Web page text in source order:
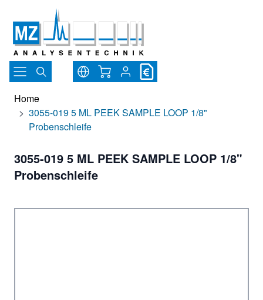
Direkt zum Inhalt
Warenkorb
Home
> 3055-019 5 ML PEEK SAMPLE LOOP 1/8"
Probenschleife
3055-019 5 ML PEEK SAMPLE LOOP 1/8"
Probenschleife